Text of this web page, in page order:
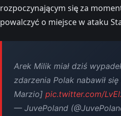
rozpoczynającym się za
powalczyć o miejsce w ataku
Arek Milik miał dziś
zdarzenia Polak nabawił
Marzio] pic.twitter.com/
— JuvePoland